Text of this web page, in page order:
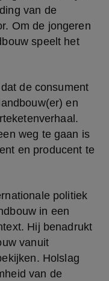
van de
Om de jongeren
speelt het
de consument
en
weg te gaan is
en producent te
politiek
in een
Hij benadrukt
vanuit
Holslag
van de